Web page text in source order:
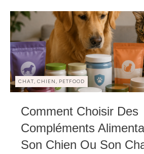
CHAT, CHIEN, PETFOOD
Comment Choisir Des
Compléments
Son Chien Ou Son